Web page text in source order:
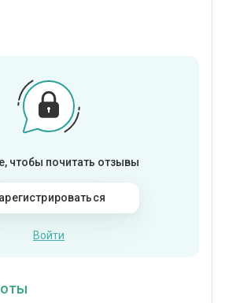
чтобы почитать отзывы
Войти